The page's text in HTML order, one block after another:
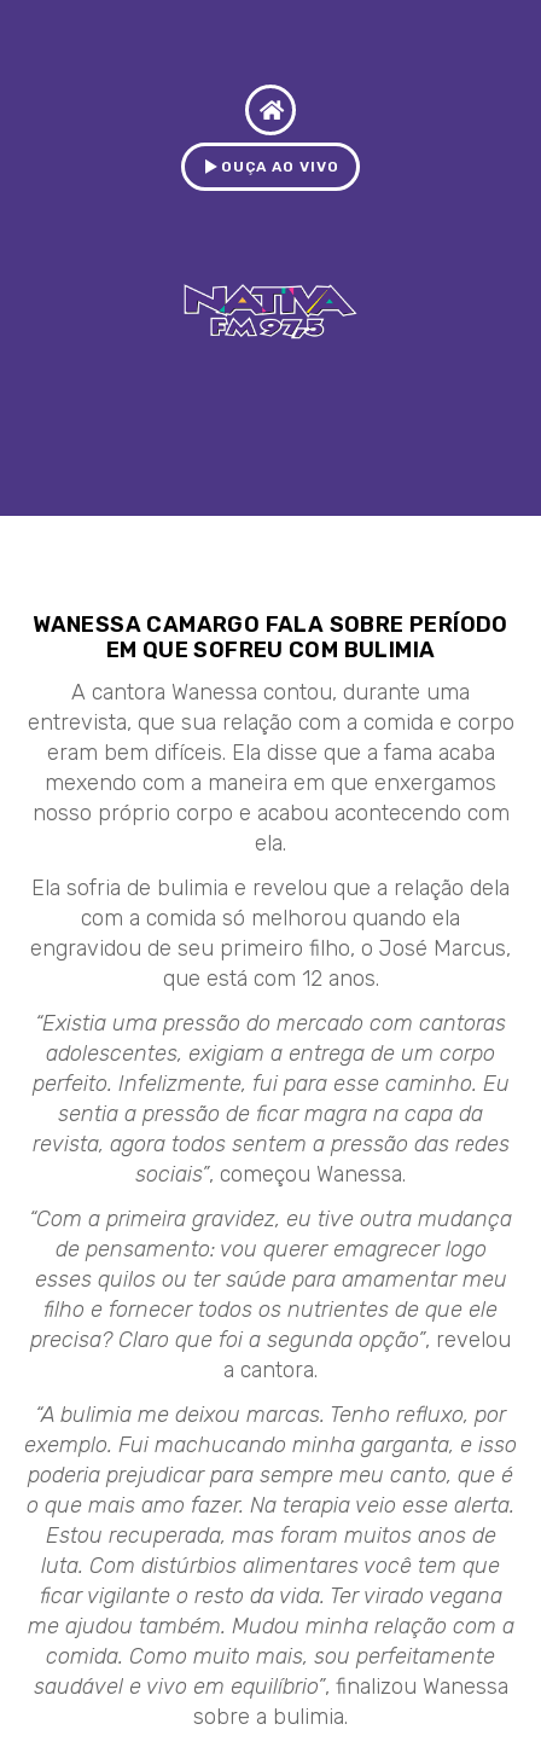
OUÇA AO VIVO
WANESSA CAMARGO FALA SOBRE PERÍODO
EM QUE SOFREU COM BULIMIA
A cantora Wanessa contou, durante uma
entrevista, que sua relação com a comida e corpo
eram bem difíceis. Ela disse que a fama acaba
mexendo com a maneira em que enxergamos
nosso próprio corpo e acabou acontecendo com
ela.
Ela sofria de bulimia e revelou que a relação dela
com a comida só melhorou quando ela
engravidou de seu primeiro filho, o José Marcus,
que está com 12 anos.
“Existia uma pressão do mercado com cantoras
adolescentes, exigiam a entrega de um corpo
perfeito. Infelizmente, fui para esse caminho. Eu
sentia a pressão de ficar magra na capa da
revista, agora todos sentem a pressão das redes
sociais”, começou Wanessa.
“Com a primeira gravidez, eu tive outra mudança
de pensamento: vou querer emagrecer logo
esses quilos ou ter saúde para amamentar meu
filho e fornecer todos os nutrientes de que ele
precisa? Claro que foi a segunda opção”, revelou
a cantora.
“A bulimia me deixou marcas. Tenho refluxo, por
exemplo. Fui machucando minha garganta, e isso
poderia prejudicar para sempre meu canto, que é
o que mais amo fazer. Na terapia veio esse alerta.
Estou recuperada, mas foram muitos anos de
luta. Com distúrbios alimentares você tem que
ficar vigilante o resto da vida. Ter virado vegana
me ajudou também. Mudou minha relação com a
comida. Como muito mais, sou perfeitamente
saudável e vivo em equilíbrio”, finalizou Wanessa
sobre a bulimia.